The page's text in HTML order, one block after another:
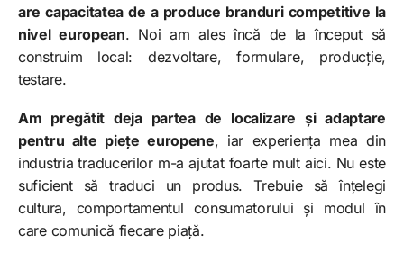
are capacitatea de a produce branduri competitive la
nivel european. Noi am ales încă de la început să
construim local: dezvoltare, formulare, producție,
testare.
Am pregătit deja partea de localizare și adaptare
pentru alte piețe europene, iar experiența mea din
industria traducerilor m-a ajutat foarte mult aici. Nu este
suficient să traduci un produs. Trebuie să înțelegi
cultura, comportamentul consumatorului și modul în
care comunică fiecare piață.